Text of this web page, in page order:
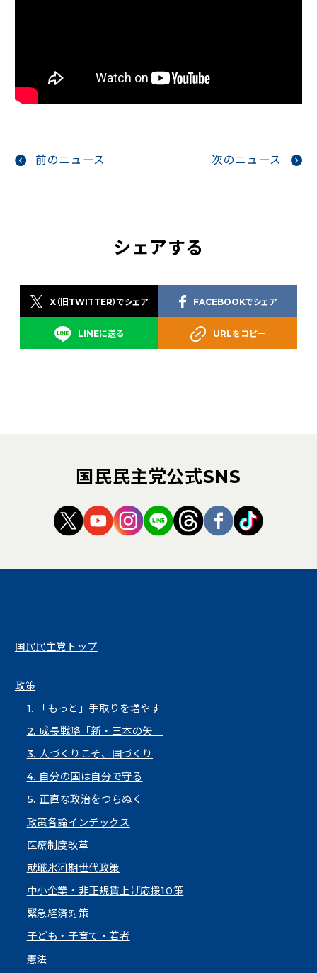
前のニュース 次のニュース
シェアする
X（旧TWITTER）でシェア
LINEに送る
FACEBOOKでシェア
URLをコピー
国民民主党公式SNS
（新しいタブで開く）
（新しいタブで開く）
（新しいタブで開く）
（新しいタブで開く）
（新しいタブで開
（新しいタブ
（新しい
国民民主党トップ
政策
1. 「もっと」手取りを増やす
2. 成長戦略「新・三本の矢」
3. 人づくりこそ、国づくり
4. 自分の国は自分で守る
5. 正直な政治をつらぬく
政策各論インデックス
医療制度改革
就職氷河期世代政策
中小企業・非正規賃上げ応援10策
緊急経済対策
子ども・子育て・若者
憲法